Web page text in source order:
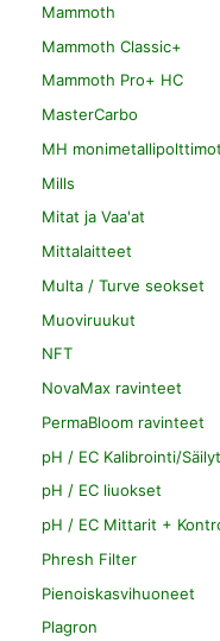
Mammoth
Mammoth Classic+
Mammoth Pro+ HC
MasterCarbo
MH monimetallipolttimot
Mills
Mitat ja Vaa'at
Mittalaitteet
Multa / Turve seokset
Muoviruukut
NFT
NovaMax ravinteet
PermaBloom ravinteet
pH / EC Kalibrointi/
pH / EC liuokset
pH / EC Mittarit +
Phresh Filter
Pienoiskasvihuoneet
Plagron